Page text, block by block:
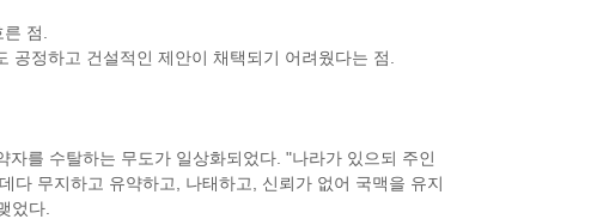
점.
정하고 건설적인 제안이 채택되기 어려웠다는 점.
를 수탈하는 무도가 일상화되었다. "나라가 있으되 주인
다 무지하고 유약하고, 나태하고, 신뢰가 없어 국맥을 유지
었다.